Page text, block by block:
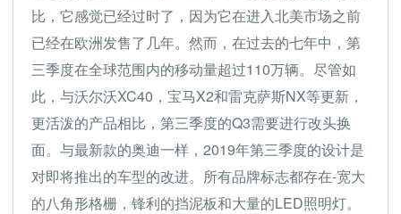
比，它感觉已经过时了，因为它在进入北美市场之前
已经在欧洲发售了几年。然而，在过去的七年中，第
三季度在全球范围内的移动量超过110万辆。尽管如
此，与沃尔沃XC40，宝马X2和雷克萨斯NX等更新，
更活泼的产品相比，第三季度的Q3需要进行改头换
面。与最新款的奥迪一样，2019年第三季度的设计是
对即将推出的车型的改进。所有品牌标志都存在-宽大
的八角形格栅，锋利的挡泥板和大量的LED照明灯。